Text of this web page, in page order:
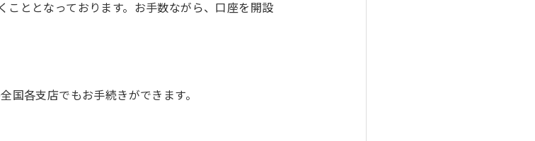
ととなっております。お手数ながら、口座を開設
各支店でもお手続きができます。